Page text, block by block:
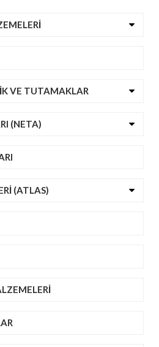
VE TUTAMAKLAR
(NETA)
(ATLAS)